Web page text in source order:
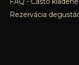
Rezervácia